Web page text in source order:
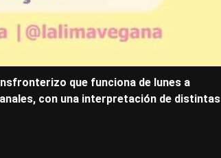
que funciona de lunes a
con una interpretación de distintas